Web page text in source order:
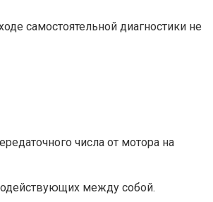
самостоятельной диагностики не
числа от мотора на
между собой.